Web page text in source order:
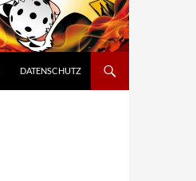
DATENSCHUTZ